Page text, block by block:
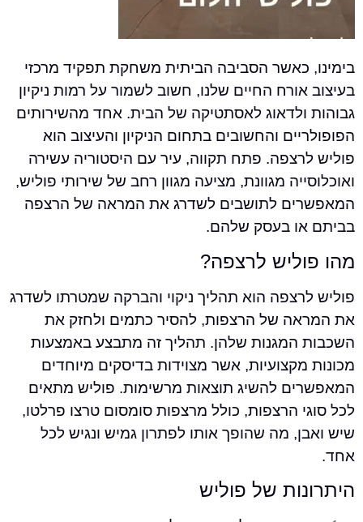
כאשר הסביבה הביתית משחקת תפקיד מרכזי
החיים שלנו, חשוב לשמור על רמות ניקיון
לאסתטיקה של הבית. אחד מהשירותים
והחשובים בתחום הניקיון והעיצוב הוא
פתח תקווה, עיר עם היסטוריה עשירה
מגוונת, מציעה מגוון רחב של שירותי פוליש,
לתושבים לשדרג את המראה של הרצפה
בעסק שלהם.
לרצפה?
הוא תהליך ניקוי והברקה שמטרתו לשדרג
של הרצפות, להסיר כתמים ולחזק את
המגנות שלהן. תהליך זה מתבצע באמצעות
אשר מצוידות בדיסקים מיוחדים
להשיג תוצאות מרשימות. פוליש מתאים
הרצפות, כולל מרצפות סומסום טרצו פרלטו,
מה שהופך אותו לפתרון גמיש ונגיש לכל
של פוליש